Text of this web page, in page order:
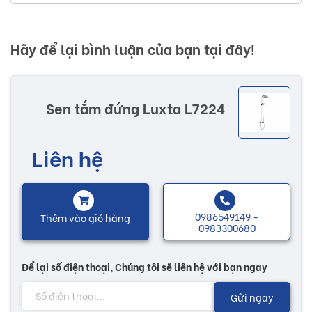
sản phẩm đều đáp ứng được các nhu cầu thị hiếu của
khách hàng và bắt kịp xu hướng thị trường.
Những sản phẩm của Luxta luôn đáp ứng kì vọng, giàu giá
trị truyền thống, nhằm nâng cao chất lượng cuộc sống, đáp
ứng được các mong muốn của khách hàng, gia tăng giá trị,
Nhiều mẫu mã với các chức năng độc đáo sẽ có thêm
nhiều sự lựa chọn tùy theo sở thích của khách hàng. Các
sản phẩm sen tắm giúp cho không gian vệ sinh trở nên tươi
mới hơn, mang lại nguồn năng lượng, giúp cho cuộc sống
Lưu ý:
Hãy để lại bình luận của bạn tại đây!
Sen tắm đứng Luxta L7224
Liên hệ
Thêm vào giỏ hàng 0986549149 -
0983300680
Để lại số điện thoại, Chúng tôi sẽ liên hệ với bạn ngay
Gửi ngay